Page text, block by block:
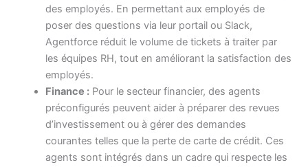
des employés. En permettant aux employés de
poser des questions via leur portail ou Slack,
Agentforce réduit le volume de tickets à traiter par
les équipes RH, tout en améliorant la satisfaction des
employés.
Finance : Pour le secteur financier, des agents
préconfigurés peuvent aider à préparer des revues
d’investissement ou à gérer des demandes
courantes telles que la perte de carte de crédit. Ces
agents sont intégrés dans un cadre qui respecte les